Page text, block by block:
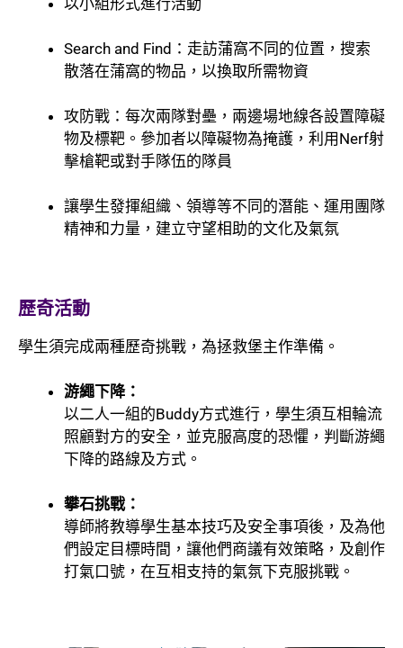
以小組形式進行活動
Search and Find：走訪蒲窩不同的位置，搜索
散落在蒲窩的物品，以換取所需物資
攻防戰：每次兩隊對壘，兩邊場地線各設置障礙
物及標靶。參加者以障礙物為掩護，利用Nerf射
擊槍靶或對手隊伍的隊員
讓學生發揮組織、領導等不同的潛能、運用團隊
精神和力量，建立守望相助的文化及氣氛
歷奇活動
學生須完成兩種歷奇挑戰，為拯救堡主作準備。
游繩下降：
以二人一組的Buddy方式進行，學生須互相輪流
照顧對方的安全，並克服高度的恐懼，判斷游繩
下降的路線及方式。
攀石挑戰：
導師將教導學生基本技巧及安全事項後，及為他
們設定目標時間，讓他們商議有效策略，及創作
打氣口號，在互相支持的氣氛下克服挑戰。